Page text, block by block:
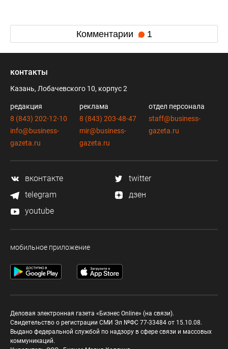
Комментарии 1
контакты
Казань, Лобачевского 10, корпус 2
редакция
8 (843) 202-12-10
info@business-
gazeta.ru
реклама
8 (843) 203-48-47
mir@business-
gazeta.ru
отдел персонала
staff@business-
gazeta.ru
вконтакте
twitter
telegram
дзен
youtube
мобильное приложение
Деловая электронная газета «Бизнес Online» (на связи).
Свидетельство о регистрации СМИ Эл №ФС 77-33484 от 15.10.08.
Выдано федеральной службой по надзору в сфере связи и массовых
коммуникаций.